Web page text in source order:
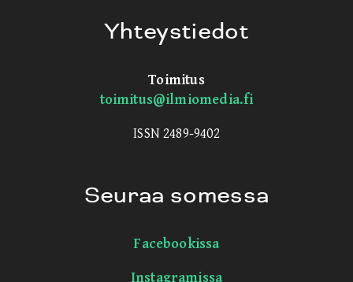
Yhteystiedot
Toimitus
toimitus@ilmiomedia.fi
ISSN 2489-9402
Seuraa somessa
Facebookissa
Instagramissa